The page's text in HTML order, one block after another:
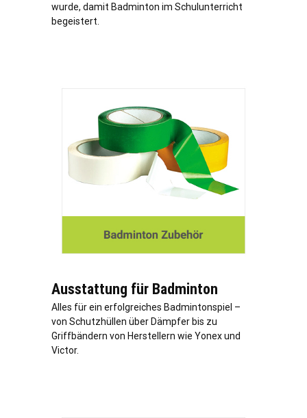
wurde, damit Badminton im Schulunterricht
begeistert.
Ausstattung für Badminton
Alles für ein erfolgreiches Badmintonspiel –
von Schutzhüllen über Dämpfer bis zu
Griffbändern von Herstellern wie Yonex und
Victor.